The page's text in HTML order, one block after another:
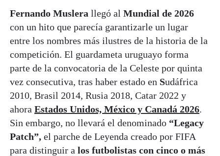
Fernando Muslera llegó al Mundial de 2026
con un hito que parecía garantizarle un lugar
entre los nombres más ilustres de la historia de la
competición. El guardameta uruguayo forma
parte de la convocatoria de la Celeste por quinta
vez consecutiva, tras haber estado en Sudáfrica
2010, Brasil 2014, Rusia 2018, Catar 2022 y
ahora Estados Unidos, México y Canadá 2026.
Sin embargo, no llevará el denominado “Legacy
Patch”, el parche de Leyenda creado por FIFA
para distinguir a los futbolistas con cinco o más